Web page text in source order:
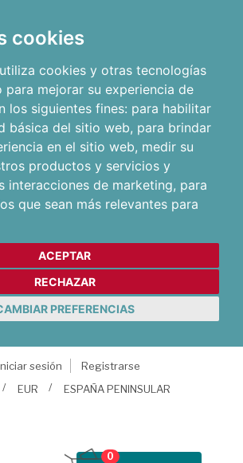
cookies
cookies y otras tecnologías
para mejorar su experiencia de
los siguientes fines: para habilitar
básica del sitio web, para brindar
en el sitio web, medir su
productos y servicios y
interacciones de marketing, para
que sean más relevantes para
ACEPTAR
RECHAZAR
PREFERENCIAS
sesión
Registrarse
EUR ESPAÑA PENINSULAR
0